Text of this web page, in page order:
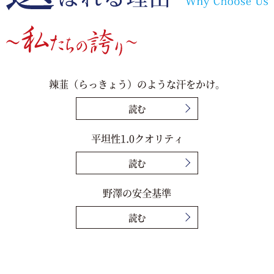
辣韮（らっきょう）のような汗をかけ。
読む
平坦性1.0クオリティ
読む
野澤の安全基準
読む